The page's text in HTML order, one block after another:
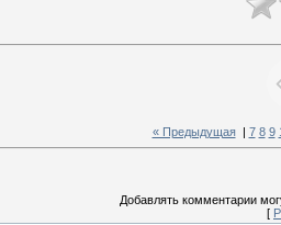
« Предыдущая| 7 8 9
Добавлять комментарии
[